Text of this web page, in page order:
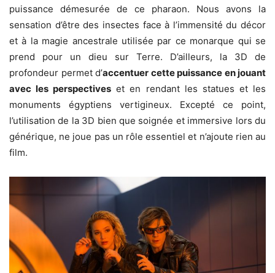
puissance démesurée de ce pharaon. Nous avons la
sensation d’être des insectes face à l’immensité du décor
et à la magie ancestrale utilisée par ce monarque qui se
prend pour un dieu sur Terre. D’ailleurs, la 3D de
profondeur permet d’accentuer cette puissance en jouant
avec les perspectives et en rendant les statues et les
monuments égyptiens vertigineux. Excepté ce point,
l’utilisation de la 3D bien que soignée et immersive lors du
générique, ne joue pas un rôle essentiel et n’ajoute rien au
film.